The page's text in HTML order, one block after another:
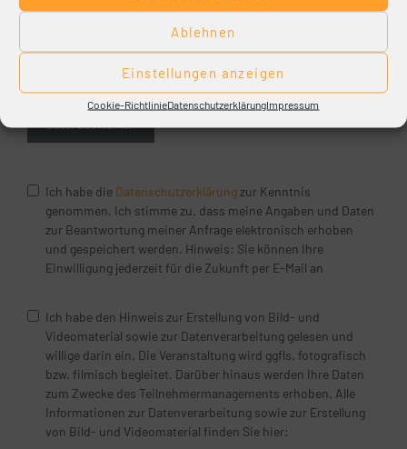
Ablehnen
Einstellungen anzeigen
Cookie-RichtlinieDatenschutzerklärungImpressum
Datei-Upload
Datei auswählen
Ich habe die Datenschutzerklärung zur Kenntnis
genommen. Ich stimme zu, dass meine Angaben und Daten
zur Beantwortung meiner Anfrage elektronisch erhoben
und gespeichert werden. Hinweis: Sie können Ihre
Einwilligung jederzeit für die Zukunft per E-Mail an
Ich habe den Hinweis zur Erstellung von Bild- und
Videomaterial sowie zur Datenverarbeitung gelesen und
willige darin ein. Die Veranstaltung wird ggfls. fotografisch
bzw. filmisch begleitet. Darüber hinaus werden Ihre Daten
zum Zwecke des Teilnehmermanagements erhoben. Alle
Informationen zur Datenverarbeitung sowie zur Erstellung
von Bild- und Videomaterial finden Sie hier: